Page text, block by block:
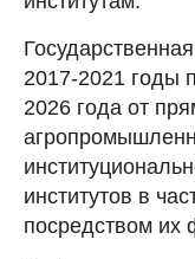
2017-2021 годы
2026 года от
институтов в
посредством их